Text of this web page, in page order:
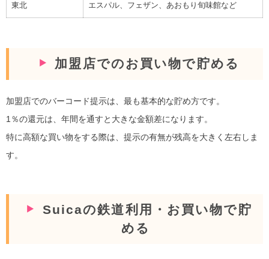
東北 エスパル、フェザン、あおもり旬味館など
加盟店でのお買い物で貯める
加盟店でのバーコード提示は、最も基本的な貯め方です。
1％の還元は、年間を通すと大きな金額差になります。
特に高額な買い物をする際は、提示の有無が残高を大きく左右しま
す。
Suicaの鉄道利用・お買い物で貯
める